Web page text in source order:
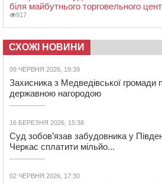
біля майбутнього торговельного
917
СХОЖІ НОВИНИ
09 ЧЕРВНЯ 2026, 19:39
Захисника з Медведівської громади
державною нагородою
16 БЕРЕЗНЯ 2026, 15:38
Суд зобов’язав забудовника у
Черкас сплатити мільйо...
02 ЧЕРВНЯ 2026, 17:30